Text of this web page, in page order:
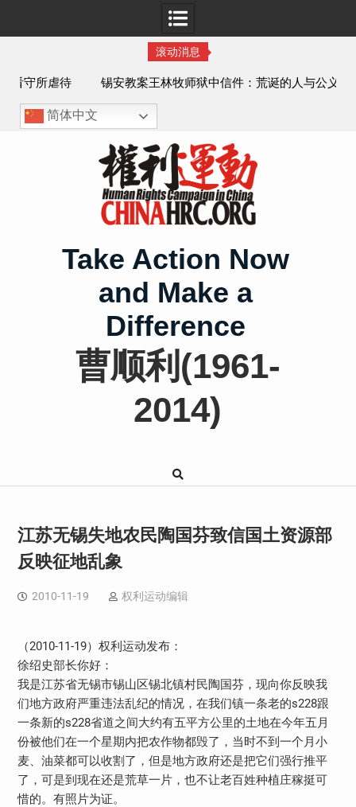
滚动消息
锡安教案王林牧师狱中信件：荒诞的人与公义的神
简体中文
Take Action Now
and Make a
Difference
曹顺利(1961-
2014)
江苏无锡失地农民陶国芬致信国土资源部
反映征地乱象
2010-11-19 权利运动编辑
（2010-11-19）权利运动发布：
徐绍史部长你好：
我是江苏省无锡市锡山区锡北镇村民陶国芬，现向你反映我
们地方政府严重违法乱纪的情况，在我们镇一条老的s228跟
一条新的s228省道之间大约有五平方公里的土地在今年五月
份被他们在一个星期内把农作物都毁了，当时不到一个月小
麦、油菜都可以收割了，但是地方政府还是把它们强行推平
了，可是到现在还是荒草一片，也不让老百姓种植庄稼挺可
惜的。有照片为证。